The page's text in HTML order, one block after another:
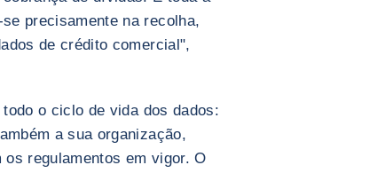
precisamente na recolha,
de crédito comercial",
o ciclo de vida dos dados:
a sua organização,
regulamentos em vigor. O